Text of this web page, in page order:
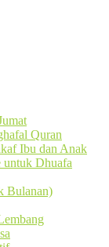
Quran
Ibu dan Anak
untuk Dhuafa
Bulanan)